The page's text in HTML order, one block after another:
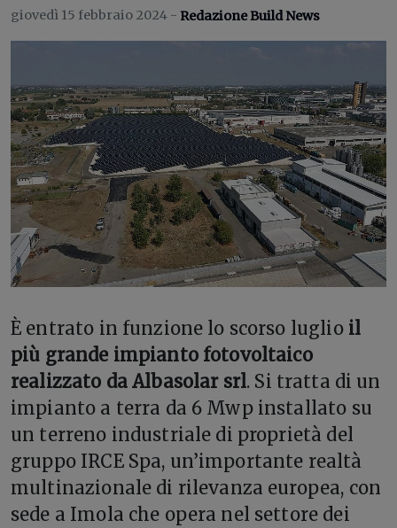
giovedì 15 febbraio 2024 - Redazione Build News
È entrato in funzione lo scorso luglio il
più grande impianto fotovoltaico
realizzato da Albasolar srl. Si tratta di un
impianto a terra da 6 Mwp installato su
un terreno industriale di proprietà del
gruppo IRCE Spa, un’importante realtà
multinazionale di rilevanza europea, con
sede a Imola che opera nel settore dei